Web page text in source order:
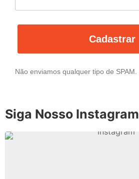
Cadastrar
Não enviamos qualquer tipo de SPAM.
Siga Nosso Instagram